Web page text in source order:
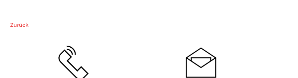
Zurück